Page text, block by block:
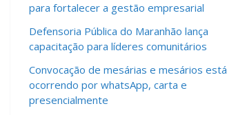
para fortalecer a gestão empresarial
Defensoria Pública do Maranhão lança
capacitação para líderes comunitários
Convocação de mesárias e mesários está
ocorrendo por whatsApp, carta e
presencialmente